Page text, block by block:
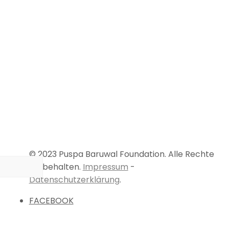
© 2023 Puspa Baruwal Foundation. Alle Rechte
vorbehalten. Impressum -
Datenschutzerklärung.
FACEBOOK